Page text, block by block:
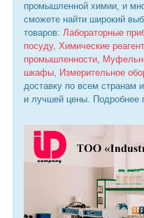
промышленной химии, и
сможете найти широкий
товаров: Лабораторные
посуду, Химические
промышленности,
шкафы, Измерительное
доставку по всем странам
и лучшей цены. Подробнее